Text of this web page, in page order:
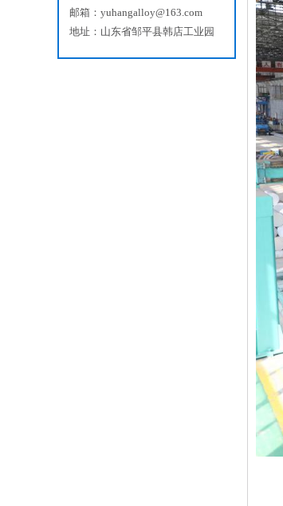
邮箱：yuhangalloy@163.com
地址：山东省邹平县韩店工业园